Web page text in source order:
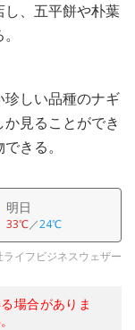
、五平餅や朴葉
しい品種のナギ
見ることができ
きる。
明日
33℃／24℃
イフビジネスウェザー
場合がありま